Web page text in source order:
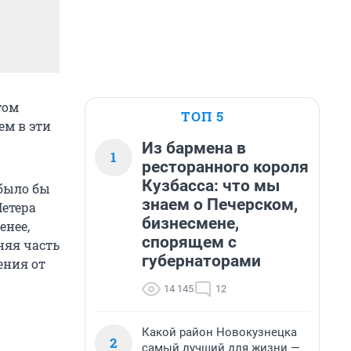
в эти
бы
часть
от
ТОП 5
1
Из бармена в
ресторанного короля
Кузбасса: что мы
знаем о Печерском,
бизнесмене,
спорящем с
губернаторами
14 145 12
2
Какой район Новокузнецка
самый лучший для жизни —